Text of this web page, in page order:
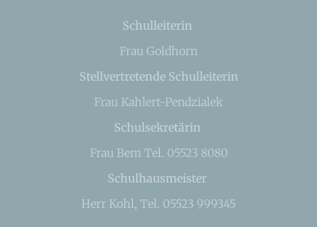
Schulleiterin
Frau Goldhorn
Stellvertretende Schulleiterin
Frau Kahlert-Pendzialek
Schulsekretärin
Frau Bem Tel. 05523 8080
Schulhausmeister
Herr Kohl, Tel. 05523 999345